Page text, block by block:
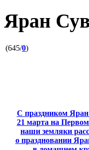
Яран
(645/0)
С праздником
21 марта на
наши земляки
о праздновании